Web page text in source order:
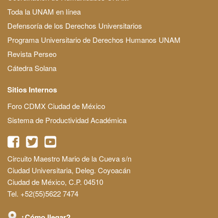
Toda la UNAM en línea
Defensoría de los Derechos Universitarios
Programa Universitario de Derechos Humanos UNAM
Revista Perseo
Cátedra Solana
Sitios Internos
Foro CDMX Ciudad de México
Sistema de Productividad Académica
Circuito Maestro Mario de la Cueva s/n
Ciudad Universitaria, Deleg. Coyoacán
Ciudad de México, C.P. 04510
Tel. +52(55)5622 7474